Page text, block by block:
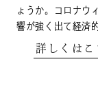
ょうか。コロナウ
響が強く出て経済
詳しくはこ